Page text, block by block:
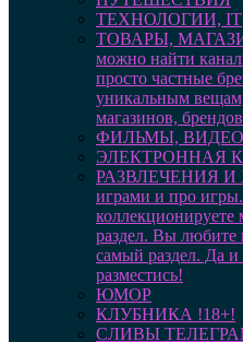
ТЕХНОЛОГИИ, IT
ТОВАРЫ,
можно найти
просто частные
уникальным вещам,
магазинов,
ФИЛЬМЫ, ВИДЕО
ЭЛЕКТРОННАЯ
РАЗВЛЕЧЕНИЯ И
играми и про
раздел. Вы любите
самый раздел. Да и
разместись!
ЮМОР
КЛУБНИКА !18+!
СЛИВЫ